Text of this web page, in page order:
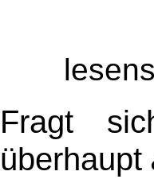
Fragt
überhaupt